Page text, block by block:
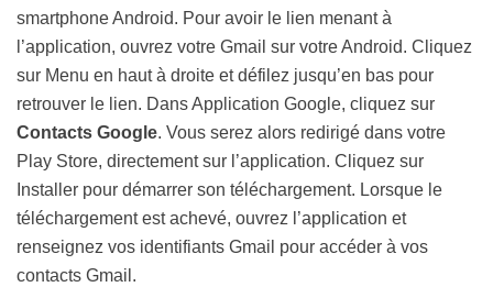
smartphone Android. Pour avoir le lien menant à
l’application, ouvrez votre Gmail sur votre Android. Cliquez
sur Menu en haut à droite et défilez jusqu’en bas pour
retrouver le lien. Dans Application Google, cliquez sur
Contacts Google. Vous serez alors redirigé dans votre
Play Store, directement sur l’application. Cliquez sur
Installer pour démarrer son téléchargement. Lorsque le
téléchargement est achevé, ouvrez l’application et
renseignez vos identifiants Gmail pour accéder à vos
contacts Gmail.